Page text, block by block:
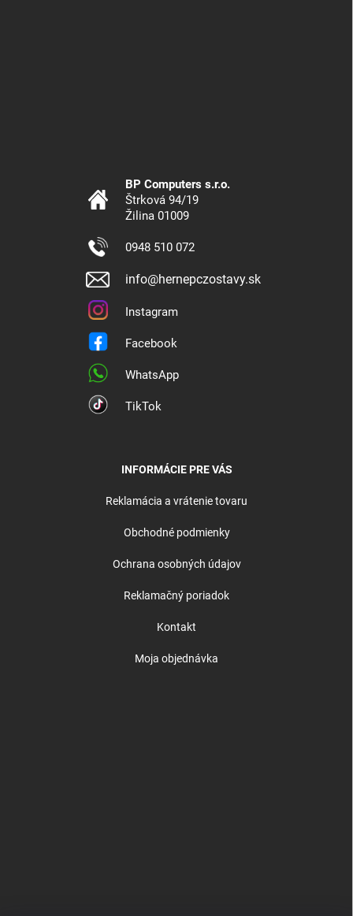
BP Computers s.r.o.
Štrková 94/19
Žilina 01009
0948 510 072
info@hernepczostavy.sk
Instagram
Facebook
WhatsApp
TikTok
INFORMÁCIE PRE VÁS
Reklamácia a vrátenie tovaru
Obchodné podmienky
Ochrana osobných údajov
Reklamačný poriadok
Kontakt
Moja objednávka